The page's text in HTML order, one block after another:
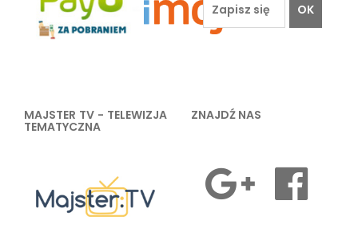
OK
MAJSTER TV - TELEWIZJA
TEMATYCZNA
ZNAJDŹ NAS